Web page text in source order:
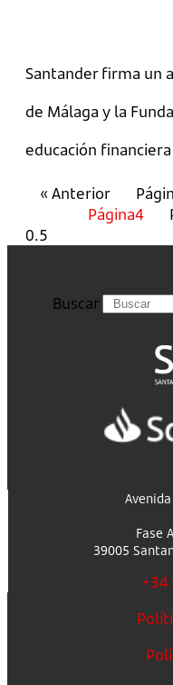
Santander firma un
de Málaga y la
educación financiera
« Anterior
Página4
Buscar
Fase
39005
+34